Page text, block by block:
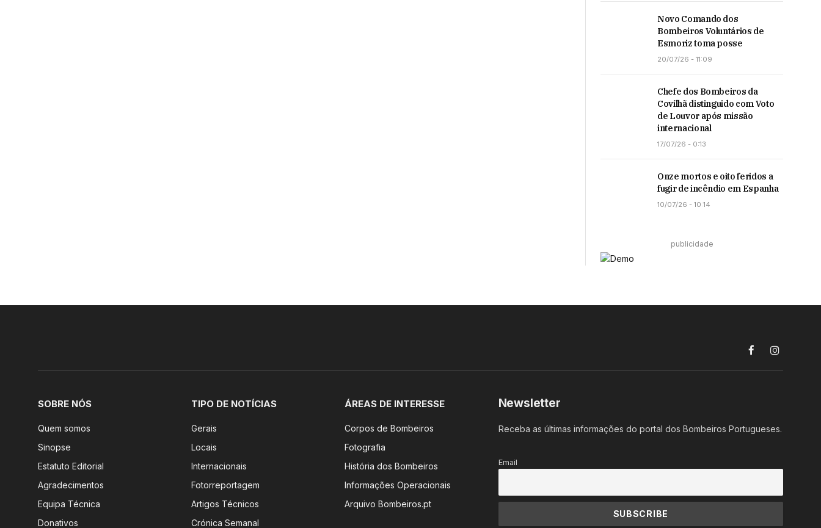
Novo Comando dos
Bombeiros Voluntários de
Esmoriz toma posse
20/07/26 - 11:09
Chefe dos Bombeiros da
Covilhã distinguido com Voto
de Louvor após missão
internacional
17/07/26 - 0:13
Onze mortos e oito feridos a
fugir de incêndio em Espanha
10/07/26 - 10:14
publicidade
FacebookInstagram
SOBRE NÓS
Quem somos
Sinopse
Estatuto Editorial
Agradecimentos
Equipa Técnica
Donativos
TIPO DE NOTÍCIAS
Gerais
Locais
Internacionais
Fotorreportagem
Artigos Técnicos
Crónica Semanal
ÁREAS DE INTERESSE
Corpos de Bombeiros
Fotografia
História dos Bombeiros
Informações Operacionais
Arquivo Bombeiros.pt
Newsletter
Receba as últimas informações do portal dos Bombeiros Portugueses.
Email